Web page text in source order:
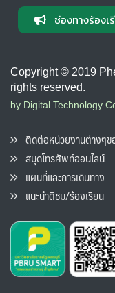
ช่องทางร้อง
Copyright © 2019
rights reserved.
by Digital Technology
ติดต่อหน่วยงานต่างๆข
สมุดโทรศัพท์ออนไลน์
แผนที่และการเดินทาง
แนะนำติชม/ร้องเรียน